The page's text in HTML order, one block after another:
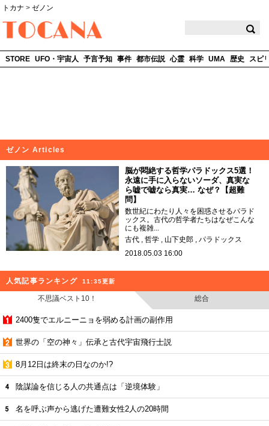
トカナ > ゼノン
STORE UFO・宇宙人 予言予知 事件 都市伝説 心霊 科学 UMA 歴史 スピ
ゼノン Articles
脳が悶絶する哲学パラドックス5選！
永遠に手に入らないソーダ、真実な
ら嘘で嘘なら真実… なぜ？【超難
問】
数世紀にわたり人々を困惑させるパラド
ックス。古代の哲学者たちはなぜこんな
にも複雑...
古代
哲学 山下史郎
パラドックス
2018.05.03 16:00
人気記事ランキング 11:35更新
不思議ベスト10！ 総合
2400隻でエルニーニョを弱める計画の副作用
世界の「空の神々」伝承と古代宇宙飛行士説
8月12日は終末の日なのか!?
陰謀論を信じる人の共通点は「逆境体験」
名を呼ぶ声から逃げた遭難女性2人の20時間